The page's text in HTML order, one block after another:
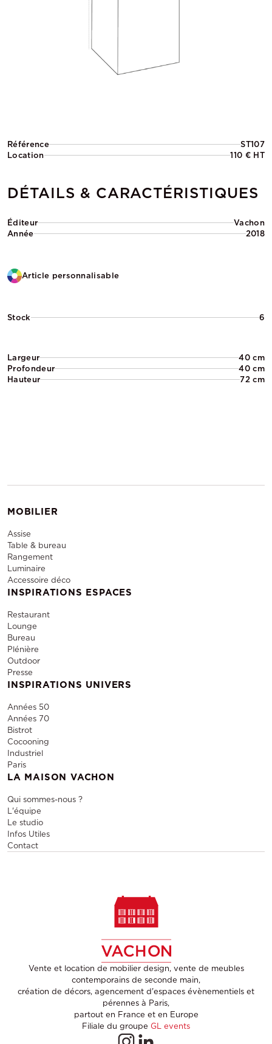
Référence
ST107
Location
110 € HT
DÉTAILS & CARACTÉRISTIQUES
Éditeur
Vachon
Année
2018
Article personnalisable
Stock 6
Largeur
40 cm
Profondeur
40 cm
Hauteur
72 cm
MOBILIER
Assise
Table & bureau
Rangement
Luminaire
Accessoire déco
INSPIRATIONS ESPACES
Restaurant
Lounge
Bureau
Plénière
Outdoor
Presse
INSPIRATIONS UNIVERS
Années 50
Années 70
Bistrot
Cocooning
Industriel
Paris
LA MAISON VACHON
Qui sommes-nous ?
L'équipe
Le studio
Infos Utiles
Contact
Vente et location de mobilier design, vente de meubles
contemporains de seconde main,
création de décors, agencement d'espaces évènementiels et
pérennes à Paris,
partout en France et en Europe
Filiale du groupe GL events